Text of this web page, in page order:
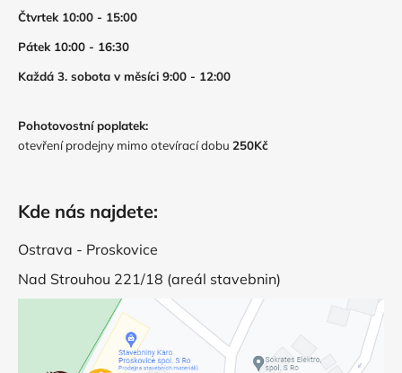
Čtvrtek 10:00 - 15:00
Pátek 10:00 - 16:30
Každá 3. sobota v měsíci 9:00 - 12:00
Pohotovostní poplatek:
otevření prodejny mimo otevírací dobu 250Kč
Kde nás najdete:
Ostrava - Proskovice
Nad Strouhou 221/18 (areál stavebnin)